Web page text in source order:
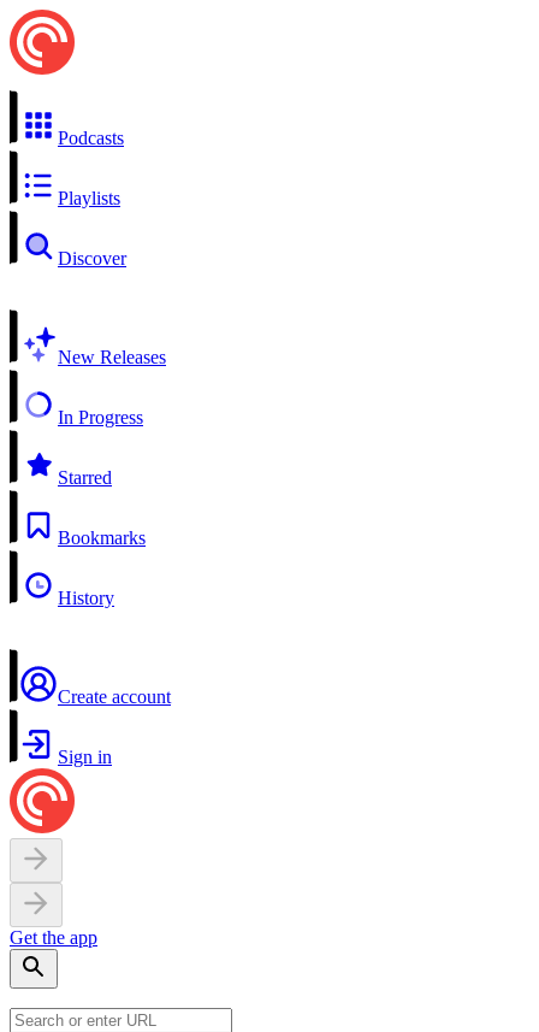
Podcasts
Playlists
Discover
New Releases
In Progress
Starred
Bookmarks
History
Create account
Sign in
Get the app